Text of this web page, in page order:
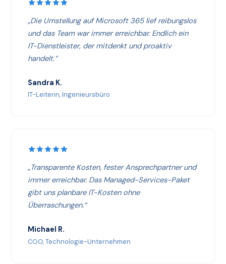
„Die Umstellung auf Microsoft 365 lief reibungslos
und das Team war immer erreichbar. Endlich ein
IT-Dienstleister, der mitdenkt und proaktiv
handelt.“
Sandra K.
IT-Leiterin, Ingenieursbüro
„Transparente Kosten, fester Ansprechpartner und
immer erreichbar. Das Managed-Services-Paket
gibt uns planbare IT-Kosten ohne
Überraschungen.“
Michael R.
COO, Technologie-Unternehmen